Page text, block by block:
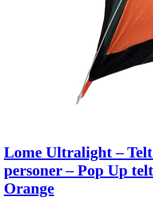
Lome Ultralight –
personer – Pop Up
Orange